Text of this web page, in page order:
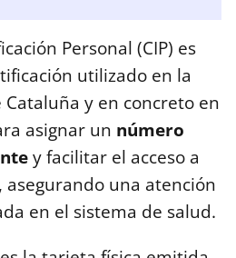
Personal (CIP) es
utilizado en la
Cataluña y en concreto en
asignar un número
y facilitar el acceso a
una atención
en el sistema de salud.